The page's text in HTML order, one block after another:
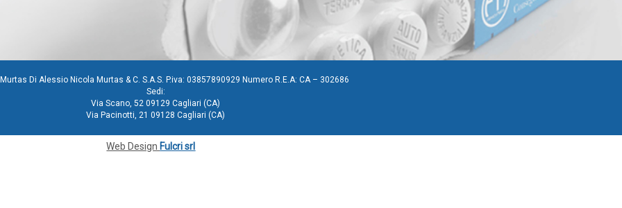
Di Alessio Nicola Murtas & C. S.A.S. P.iva: 03857890929 Numero R.E.A: CA – 302686
Sedi:
Via Scano, 52 09129 Cagliari (CA)
Via Pacinotti, 21 09128 Cagliari (CA)
Web Design Fulcri srl